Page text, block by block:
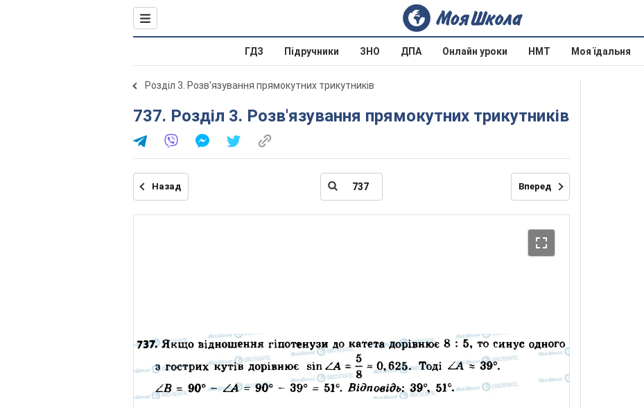
ГДЗ Підручники ЗНО ДПА Онлайн уроки НМТ Моя їдальня
Розділ 3. Розв'язування прямокутних трикутників
737. Розділ 3. Розв'язування прямокутних трикутників
Назад Вперед